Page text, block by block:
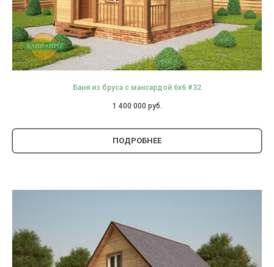
Баня из бруса с мансардой 6х6 #32
1 400 000 руб.
ПОДРОБНЕЕ